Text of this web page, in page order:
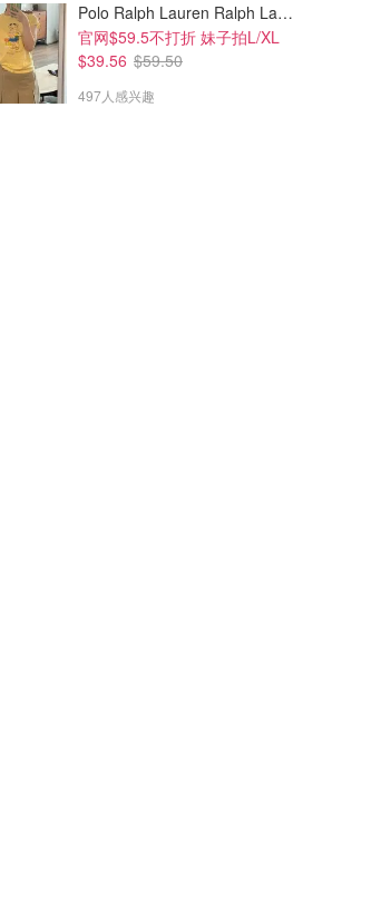
Polo Ralph Lauren Ralph Lauren Polo Bear 女童棉T恤 染色 1件
官网$59.5不打折 妹子拍L/XL
$39.56 $59.50
497人感兴趣